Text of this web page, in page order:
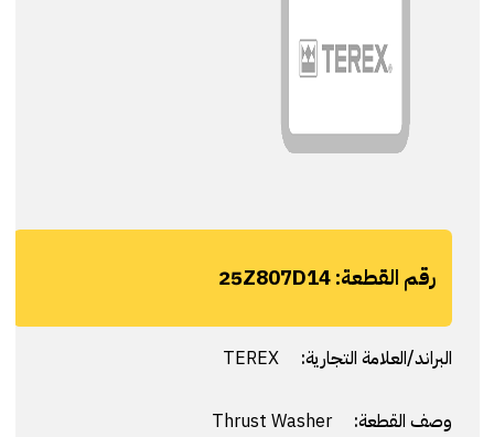
رقم القطعة:25Z807D14
البراند/العلامة التجارية: TEREX
وصف القطعة:
Thrust Washer